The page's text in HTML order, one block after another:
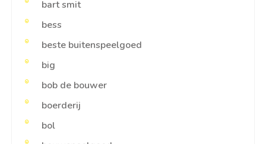
bart smit
bess
beste buitenspeelgoed
big
bob de bouwer
boerderij
bol